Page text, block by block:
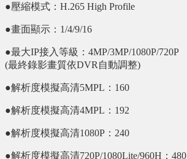
●壓縮模式：H.265 High Profile
●畫面顯示：1/4/9/16
●最大IP接入等級：4MP/3MP/1080P/720P
(最終錄影畫質依DVR自動調整)
●解析度模擬高清5MPL：160
●解析度模擬高清4MPL：192
●解析度模擬高清1080P：240
●解析度模擬高清720P/1080Lite/960H：480